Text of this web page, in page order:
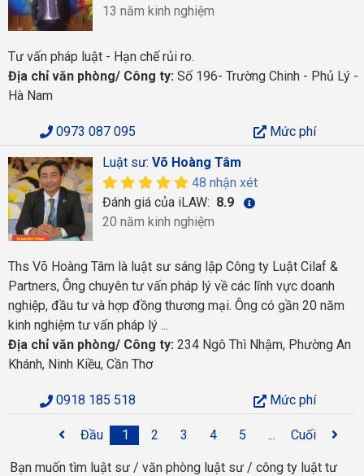
13 năm kinh nghiệm
Tư vấn pháp luật - Hạn chế rủi ro.
Địa chỉ văn phòng/ Công ty: Số 196- Trường Chinh - Phủ Lý -
Hà Nam
0973 087 095
Mức phí
Luật sư: Võ Hoàng Tâm
48 nhận xét
Đánh giá của iLAW: 8.9
20 năm kinh nghiệm
Ths Võ Hoàng Tâm là luật sư sáng lập Công ty Luật Cilaf &
Partners, Ông chuyên tư vấn pháp lý về các lĩnh vực doanh
nghiệp, đầu tư và hợp đồng thương mại. Ông có gần 20 năm
kinh nghiệm tư vấn pháp lý ...
Địa chỉ văn phòng/ Công ty: 234 Ngô Thì Nhậm, Phường An
Khánh, Ninh Kiều, Cần Thơ
0918 185 518 Mức phí
Đầu 1 2 3 4 5 ... Cuối
Bạn muốn tìm luật sư / văn phòng luật sư / công ty luật tư